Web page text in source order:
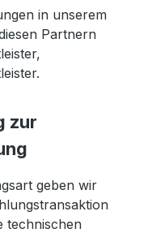
in unserem
Partnern
zur
geben wir
technischen